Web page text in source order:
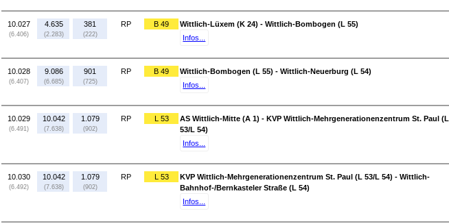
10.027
(6.406)
4.635
(2.283)
381
(222)
RP B 49
Wittlich-Lüxem (K 24) - Wittlich-Bombogen (L 55)
Infos...
10.028
(6.407)
9.086
(6.685)
901
(725)
RP B 49
Wittlich-Bombogen (L 55) - Wittlich-Neuerburg (L 54)
Infos...
10.029
(6.491)
10.042
(7.638)
1.079
(902)
RP L 53
AS Wittlich-Mitte (A 1) - KVP Wittlich-Mehrgenerationenzentrum St. Paul (L
53/L 54)
Infos...
10.030
(6.492)
10.042
(7.638)
1.079
(902)
RP L 53
KVP Wittlich-Mehrgenerationenzentrum St. Paul (L 53/L 54) - Wittlich-
Bahnhof-/Bernkasteler Straße (L 54)
Infos...